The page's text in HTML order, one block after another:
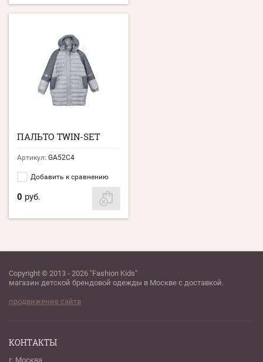
ПАЛЬТО TWIN-SET
Артикул: GA52C4
Добавить к сравнению
0 руб.
Copyright © 2013 - 2026 "Fashion Kids"
магазин детской брендовой одежды в Москве с доставкой.
продвижение сайта
КОНТАКТЫ
г. Москва